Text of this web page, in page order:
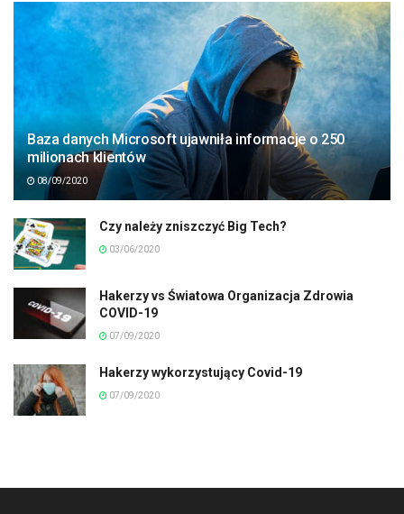
Baza danych Microsoft ujawniła informacje o 250
milionach klientów
08/09/2020
Czy należy zniszczyć Big Tech?
03/06/2020
Hakerzy vs Światowa Organizacja Zdrowia
COVID-19
07/09/2020
Hakerzy wykorzystujący Covid-19
07/09/2020